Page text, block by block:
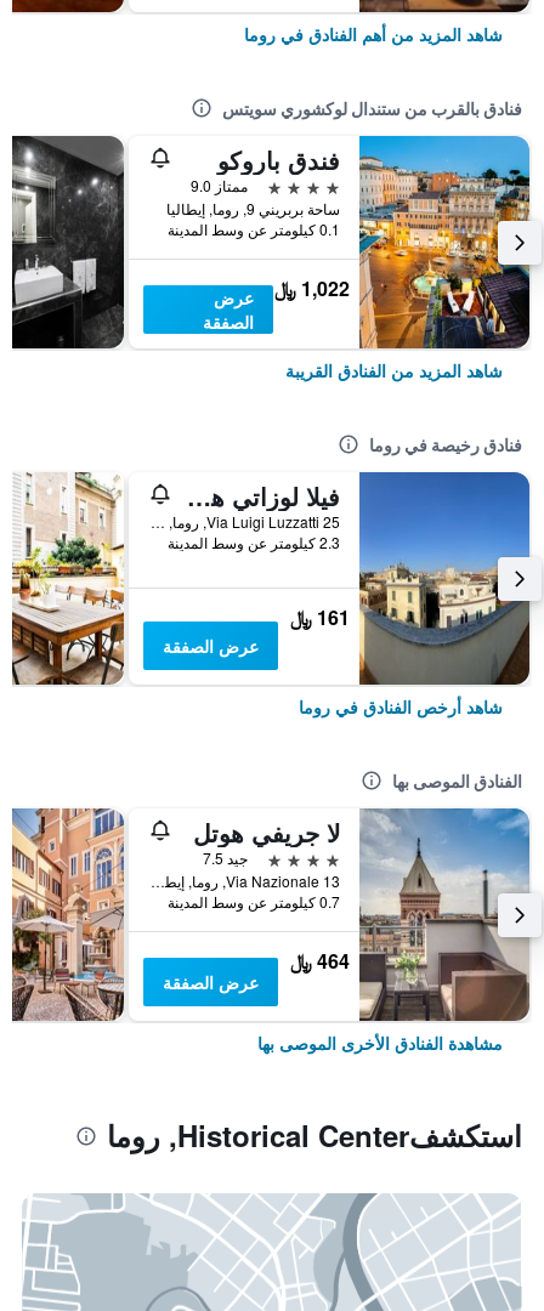
شاهد المزيد من أهم الفنادق في روما
فنادق بالقرب من ستندال لوكشوري سويتس
فندق باروكو
4 نجوم
ممتاز 9.0
ساحة بربريني 9, روما, إيطاليا
0.1 كيلومتر عن وسط المدينة
1,022 ﷼
عرض
الصفقة
شاهد المزيد من الفنادق القريبة
فنادق رخيصة في روما
فيلا لوزاتي هوستل
25 Via Luigi Luzzatti, روما, إيطاليا
2.3 كيلومتر عن وسط المدينة
161 ﷼
عرض الصفقة
شاهد أرخص الفنادق في روما
الفنادق الموصى بها
لا جريفي هوتل
4 نجوم
جيد 7.5
Via Nazionale 13, روما, إيطاليا
0.7 كيلومتر عن وسط المدينة
464 ﷼
عرض الصفقة
مشاهدة الفنادق الأخرى الموصى بها
استكشفHistorical Center, روما